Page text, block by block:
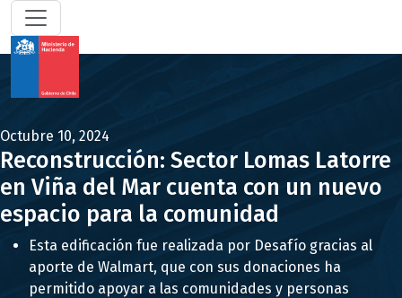
Octubre 10, 2024
Reconstrucción: Sector Lomas Latorre
en Viña del Mar cuenta con un nuevo
espacio para la comunidad
Esta edificación fue realizada por Desafío gracias al
aporte de Walmart, que con sus donaciones ha
permitido apoyar a las comunidades y personas